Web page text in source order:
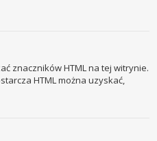
znaczników HTML na tej witrynie.
HTML można uzyskać,